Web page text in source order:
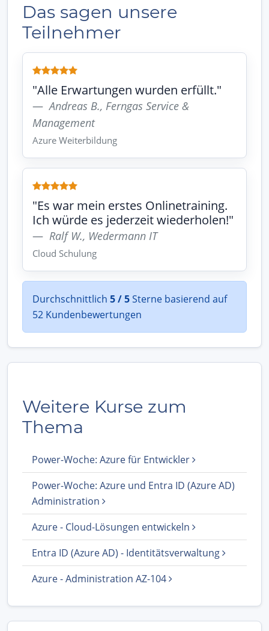
Das sagen unsere
Teilnehmer
"Alle Erwartungen wurden erfüllt."
Andreas B., Ferngas Service &
Management
Azure Weiterbildung
"Es war mein erstes Onlinetraining.
Ich würde es jederzeit wiederholen!"
Ralf W., Wedermann IT
Cloud Schulung
Durchschnittlich 5 / 5Sterne basierend auf
52 Kundenbewertungen
Weitere Kurse zum
Thema
Power-Woche: Azure für Entwickler
Power-Woche: Azure und Entra ID (Azure AD)
Administration
Azure - Cloud-Lösungen entwickeln
Entra ID (Azure AD) - Identitätsverwaltung
Azure - Administration AZ-104